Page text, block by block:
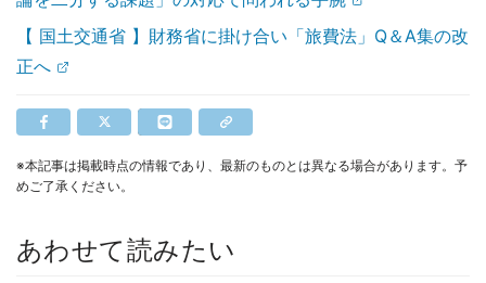
【 国土交通省 】財務省に掛け合い「旅費法」Q＆A集の改
正へ
※本記事は掲載時点の情報であり、最新のものとは異なる場合があります。予
めご了承ください。
あわせて読みたい